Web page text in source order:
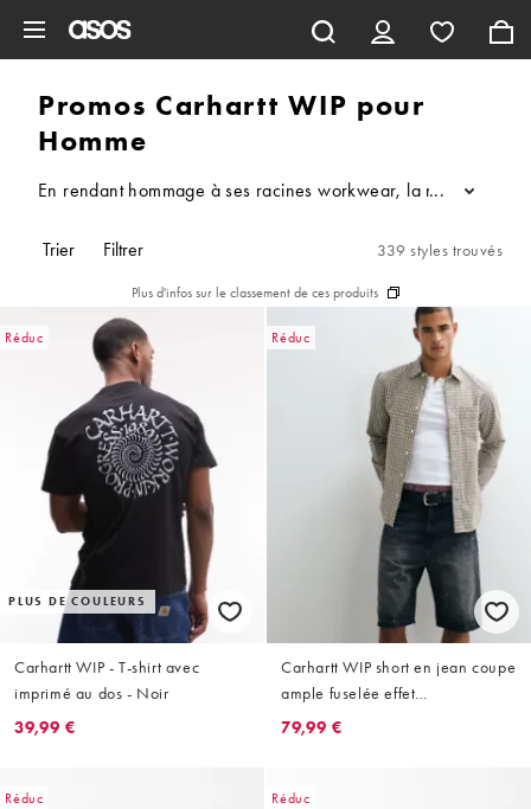
Promos Carhartt WIP pour
Homme
En rendant hommage à ses racines workwear, la marque
...
Trier Filtrer 339 styles trouvés
Plus d'infos sur le classement de ces produits
Réduc
PLUS DE COULEURS
Carhartt WIP - T-shirt avec
imprimé au dos - Noir
39,99 €
Réduc
Carhartt WIP short en jean coupe
ample fuselée effet
éclaboussures de peinture
79,99 €
Réduc Réduc